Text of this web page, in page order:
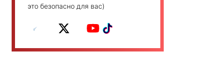
это безопасно для вас)